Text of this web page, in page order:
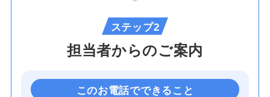
ステップ2
担当者からのご案内
このお電話でできること